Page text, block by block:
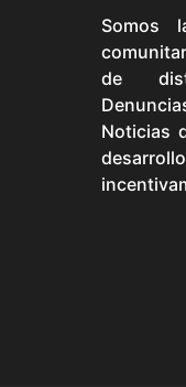
Somos
de
Noticias